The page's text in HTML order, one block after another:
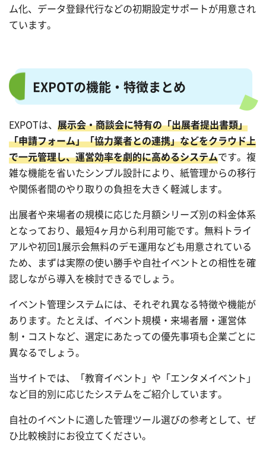
ム化、データ登録代行などの初期設定サポートが用意され
ています。
EXPOTの機能・特徴まとめ
EXPOTは、 展示会・商談会に特有の「出展者提出書類」
「申請フォーム」「協力業者との連携」などをクラウド上
で一元管理し、運営効率を劇的に高めるシステムです。複
雑な機能を省いたシンプル設計により、紙管理からの移行
や関係者間のやり取りの負担を大きく軽減します。
出展者や来場者の規模に応じた月額シリーズ別の料金体系
となっており、最短4ヶ月から利用可能です。無料トライ
アルや初回1展示会無料のデモ運用なども用意されている
ため、まずは実際の使い勝手や自社イベントとの相性を確
認しながら導入を検討できるでしょう。
イベント管理システムには、それぞれ異なる特徴や機能が
あります。たとえば、イベント規模・来場者層・運営体
制・コストなど、選定にあたっての優先事項も企業ごとに
異なるでしょう。
当サイトでは、「教育イベント」や「エンタメイベント」
など目的別に応じたシステムをご紹介しています。
自社のイベントに適した管理ツール選びの参考として、ぜ
ひ比較検討にお役立てください。